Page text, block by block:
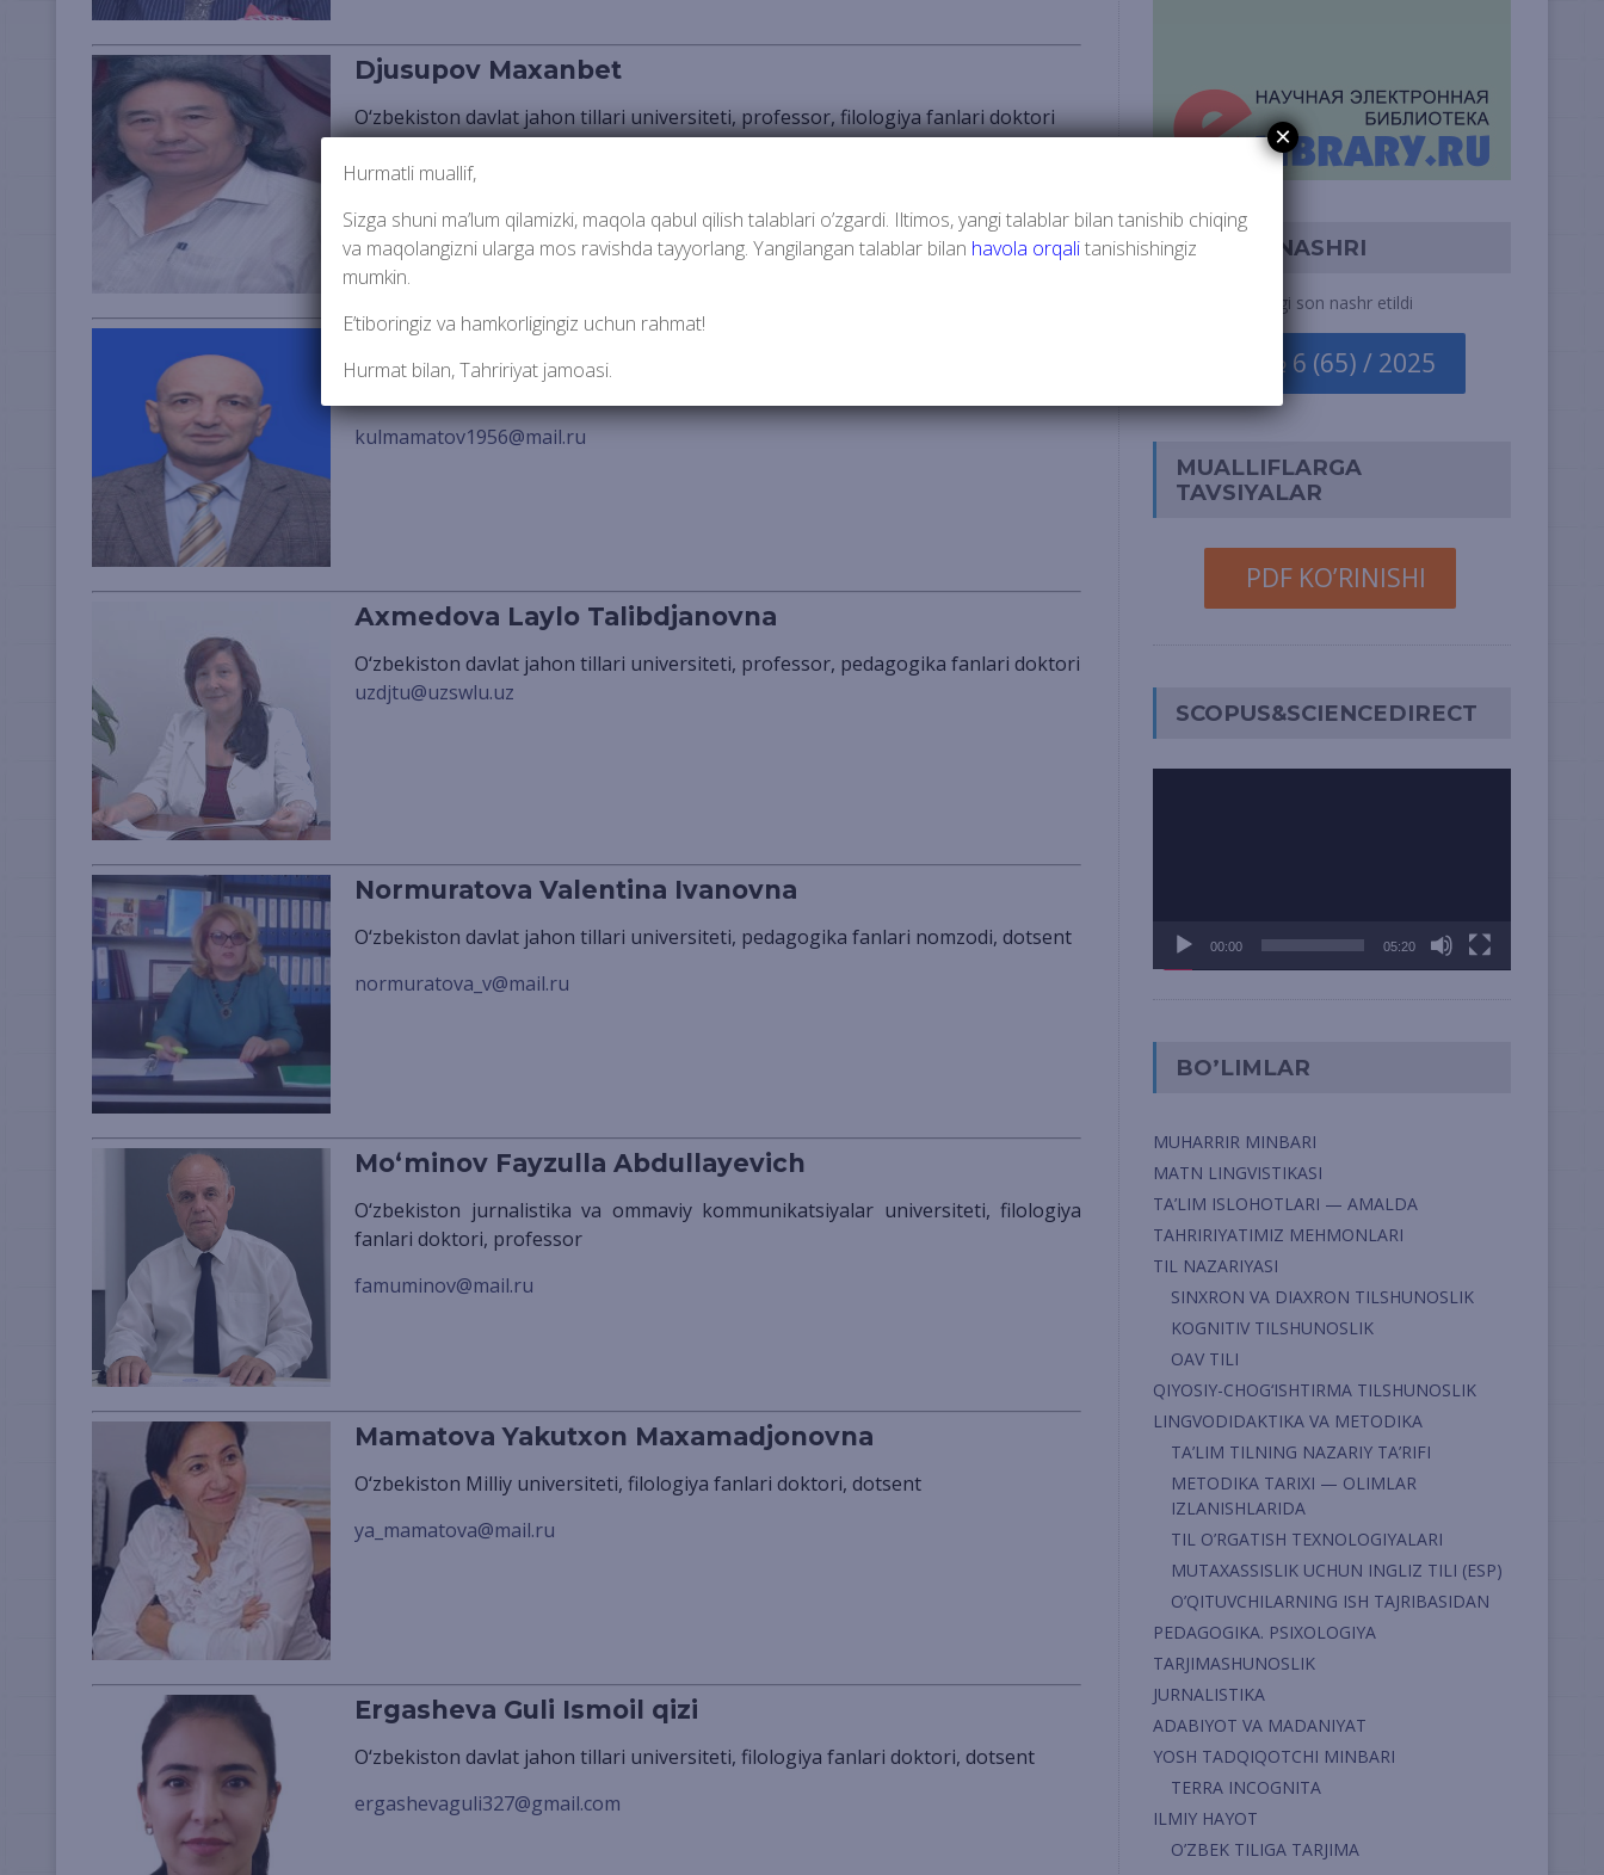
Djusupov Maxanbet
O‘zbekiston davlat jahon tillari universiteti, professor, filologiya fanlari doktori
mah.dzhusupov@mail.ru
Qulmamatov Do‘stmamat Sattarovich
O‘zbekiston davlat jahon tillari universiteti, professor, filologiya fanlari doktori
kulmamatov1956@mail.ru
Аxmedova Laylo Talibdjanovna
O‘zbekiston davlat jahon tillari universiteti, professor, pedagogika fanlari doktori
uzdjtu@uzswlu.uz
Normuratova Valentina Ivanovna
O‘zbekiston davlat jahon tillari universiteti, pedagogika fanlari nomzodi, dotsent
normuratova_v@mail.ru
Mo‘minov Fayzulla Abdullayevich
O‘zbekiston jurnalistika va ommaviy kommunikatsiyalar universiteti, filologiya
fanlari doktori, professor
famuminov@mail.ru
Mamatova Yakutxon Maxamadjonovna
O‘zbekiston Milliy universiteti, filologiya fanlari doktori, dotsent
ya_mamatova@mail.ru
Ergasheva Guli Ismoil qizi
O‘zbekiston davlat jahon tillari universiteti, filologiya fanlari doktori, dotsent
ergashevaguli327@gmail.com
JURNAL NASHRI
Yangi son nashr etildi
№ 6 (65) / 2025
MUALLIFLARGA
TAVSIYALAR
PDF KO’RINISHI
SCOPUS&SCIENCEDIRECT
00:00 05:20
BO’LIMLAR
MUHARRIR MINBARI
MATN LINGVISTIKASI
TA’LIM ISLOHOTLARI — AMALDA
TAHRIRIYATIMIZ MEHMONLARI
TIL NAZARIYASI
SINXRON VA DIAXRON TILSHUNOSLIK
KOGNITIV TILSHUNOSLIK
OAV TILI
QIYOSIY-CHOG‘ISHTIRMA TILSHUNOSLIK
LINGVODIDAKTIKA VA METODIKA
TA’LIM TILNING NAZARIY TA’RIFI
METODIKA TARIXI — OLIMLAR
IZLANISHLARIDA
TIL O’RGATISH TEXNOLOGIYALARI
MUTAXASSISLIK UCHUN INGLIZ TILI (ESP)
O’QITUVCHILARNING ISH TAJRIBASIDAN
PEDAGOGIKA. PSIXOLOGIYA
TARJIMASHUNOSLIK
JURNALISTIKA
ADABIYOT VA MADANIYAT
YOSH TADQIQOTCHI MINBARI
TERRA INCOGNITA
ILMIY HAYOT
O’ZBEK TILIGA TARJIMA
Hurmatli muallif,
Sizga shuni ma’lum qilamizki, maqola qabul qilish talablari o’zgardi. Iltimos, yangi talablar bilan tanishib chiqing
va maqolangizni ularga mos ravishda tayyorlang. Yangilangan talablar bilan havola orqalitanishishingiz
mumkin.
E’tiboringiz va hamkorligingiz uchun rahmat!
Hurmat bilan, Tahririyat jamoasi.
×